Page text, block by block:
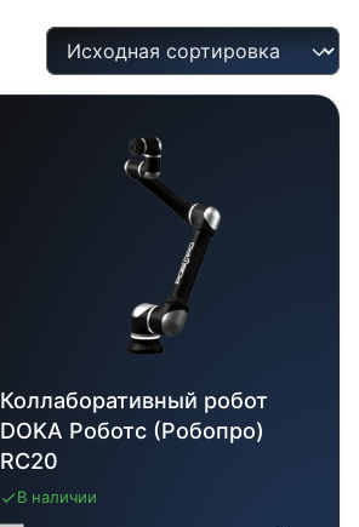
Коллаборативный робот
DOKA Роботс (Робопро)
RC20
В наличии